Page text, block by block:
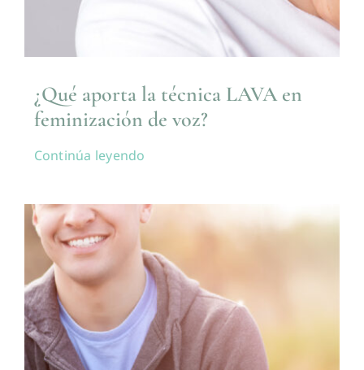
¿Qué aporta la técnica LAVA en
feminización de voz?
Continúa leyendo